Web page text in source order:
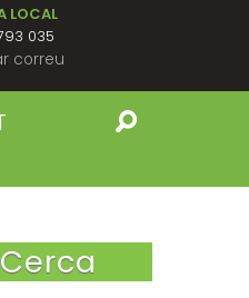
LOCAL
035
correu